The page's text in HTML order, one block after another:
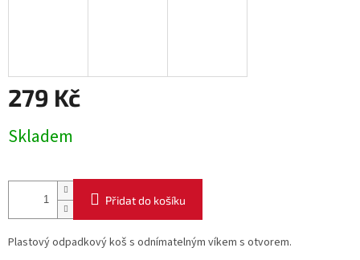
279 Kč
cena:
Skladem
Přidat do košíku
Plastový odpadkový koš s odnímatelným víkem s otvorem.